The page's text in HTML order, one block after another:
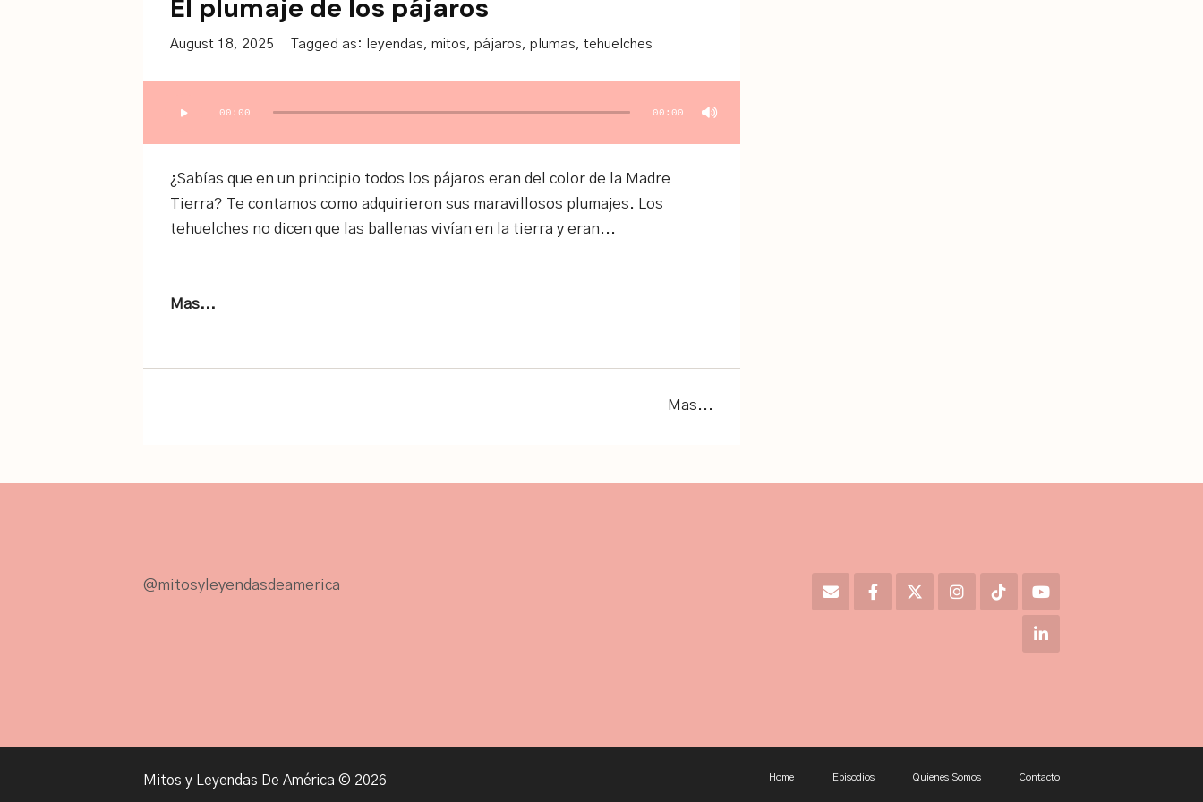
El plumaje de los pájaros
August 18, 2025 Tagged as: leyendas, mitos, pájaros, plumas, tehuelches
Player
00:00 00:00
¿Sabías que en un principio todos los pájaros eran del color de la Madre
Tierra? Te contamos como adquirieron sus maravillosos plumajes. Los
tehuelches no dicen que las ballenas vivían en la tierra y eran...
Mas...
Mas...
@mitosyleyendasdeamerica
Mitos y Leyendas De América © 2026 Home Episodios Quienes Somos Contacto